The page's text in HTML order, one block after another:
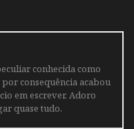
conhecida como
consequência acabou
em escrever. Adoro
quase tudo.